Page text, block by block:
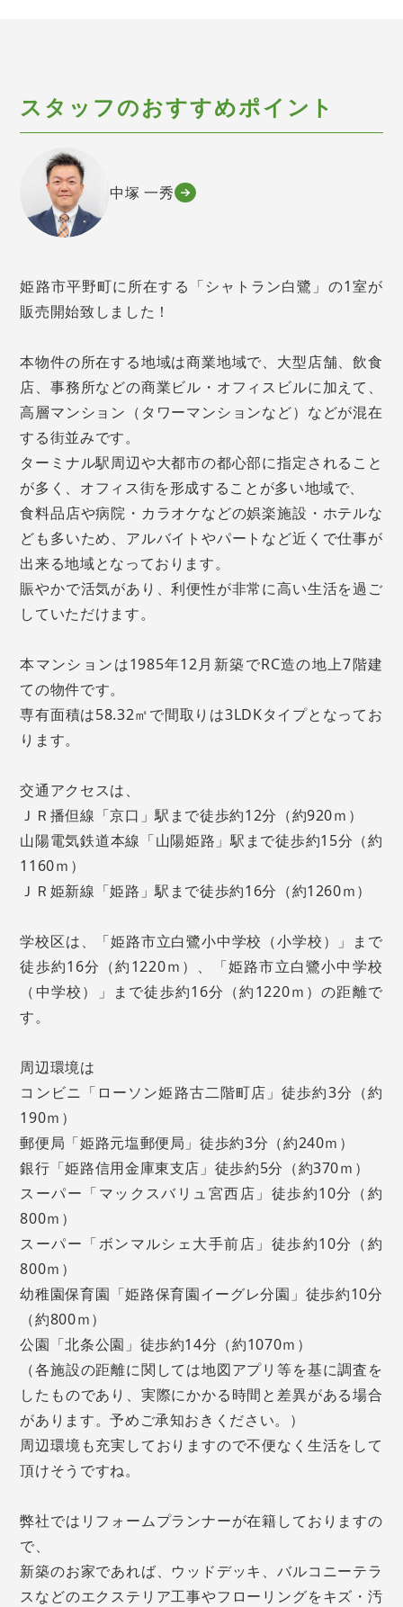
スタッフのおすすめポイント
中塚 一秀
姫路市平野町に所在する「シャトラン白鷺」の1室が
販売開始致しました！
本物件の所在する地域は商業地域で、大型店舗、飲食
店、事務所などの商業ビル・オフィスビルに加えて、
高層マンション（タワーマンションなど）などが混在
する街並みです。
ターミナル駅周辺や大都市の都心部に指定されること
が多く、オフィス街を形成することが多い地域で、
食料品店や病院・カラオケなどの娯楽施設・ホテルな
ども多いため、アルバイトやパートなど近くで仕事が
出来る地域となっております。
賑やかで活気があり、利便性が非常に高い生活を過ご
していただけます。
本マンションは1985年12月新築でRC造の地上7階建
ての物件です。
専有面積は58.32㎡で間取りは3LDKタイプとなってお
ります。
交通アクセスは、
ＪＲ播但線「京口」駅まで徒歩約12分（約920ｍ）
山陽電気鉄道本線「山陽姫路」駅まで徒歩約15分（約
1160ｍ）
ＪＲ姫新線「姫路」駅まで徒歩約16分（約1260ｍ）
学校区は、「姫路市立白鷺小中学校（小学校）」まで
徒歩約16分（約1220ｍ）、「姫路市立白鷺小中学校
（中学校）」まで徒歩約16分（約1220ｍ）の距離で
す。
周辺環境は
コンビニ「ローソン姫路古二階町店」徒歩約3分（約
190ｍ）
郵便局「姫路元塩郵便局」徒歩約3分（約240ｍ）
銀行「姫路信用金庫東支店」徒歩約5分（約370ｍ）
スーパー「マックスバリュ宮西店」徒歩約10分（約
800ｍ）
スーパー「ボンマルシェ大手前店」徒歩約10分（約
800ｍ）
幼稚園保育園「姫路保育園イーグレ分園」徒歩約10分
（約800ｍ）
公園「北条公園」徒歩約14分（約1070ｍ）
（各施設の距離に関しては地図アプリ等を基に調査を
したものであり、実際にかかる時間と差異がある場合
があります。予めご承知おきください。）
周辺環境も充実しておりますので不便なく生活をして
頂けそうですね。
弊社ではリフォームプランナーが在籍しておりますの
で、
新築のお家であれば、ウッドデッキ、バルコニーテラ
スなどのエクステリア工事やフローリングをキズ・汚